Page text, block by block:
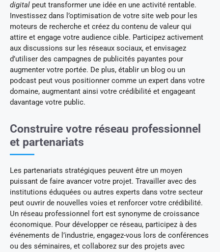
digital peut transformer une idée en une activité rentable.
Investissez dans l’optimisation de votre site web pour les
moteurs de recherche et créez du contenu de valeur qui
attire et engage votre audience cible. Participez activement
aux discussions sur les réseaux sociaux, et envisagez
d’utiliser des campagnes de publicités payantes pour
augmenter votre portée. De plus, établir un blog ou un
podcast peut vous positionner comme un expert dans votre
domaine, augmentant ainsi votre crédibilité et engageant
davantage votre public.
Construire votre réseau professionnel
et partenariats
Les partenariats stratégiques peuvent être un moyen
puissant de faire avancer votre projet. Travailler avec des
institutions éduquées ou autres experts dans votre secteur
peut ouvrir de nouvelles voies et renforcer votre crédibilité.
Un réseau professionnel fort est synonyme de croissance
économique. Pour développer ce réseau, participez à des
événements de l’industrie, engagez-vous lors de conférences
ou des séminaires, et collaborez sur des projets avec